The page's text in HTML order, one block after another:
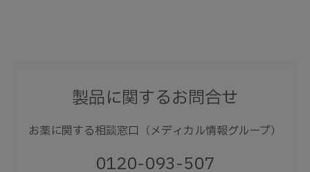
製品に関するお問合せ
お薬に関する相談窓口（メディカル情報グループ）
0120-093-507